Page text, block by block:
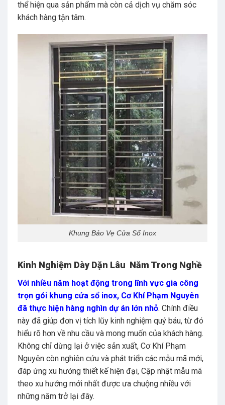
thể hiện qua sản phẩm mà còn cả dịch vụ chăm sóc
khách hàng tận tâm.
Khung Bảo Vẹ Cửa Sổ Inox
Kinh Nghiệm Dày Dặn Lâu Năm Trong Nghề
Với nhiều năm hoạt động trong lĩnh vực gia công
trọn gói khung cửa sổ inox, Cơ Khí Phạm Nguyên
đã thực hiện hàng nghìn dự án lớn nhỏ. Chính điều
này đã giúp đơn vị tích lũy kinh nghiệm quý báu, từ đó
hiểu rõ hơn về nhu cầu và mong muốn của khách hàng.
Không chỉ dừng lại ở việc sản xuất, Cơ Khí Phạm
Nguyên còn nghiên cứu và phát triển các mẫu mã mới,
đáp ứng xu hướng thiết kế hiện đại, Cập nhật mẫu mã
theo xu hướng mới nhất được ưa chuộng nhiều với
những năm trở lại đây.